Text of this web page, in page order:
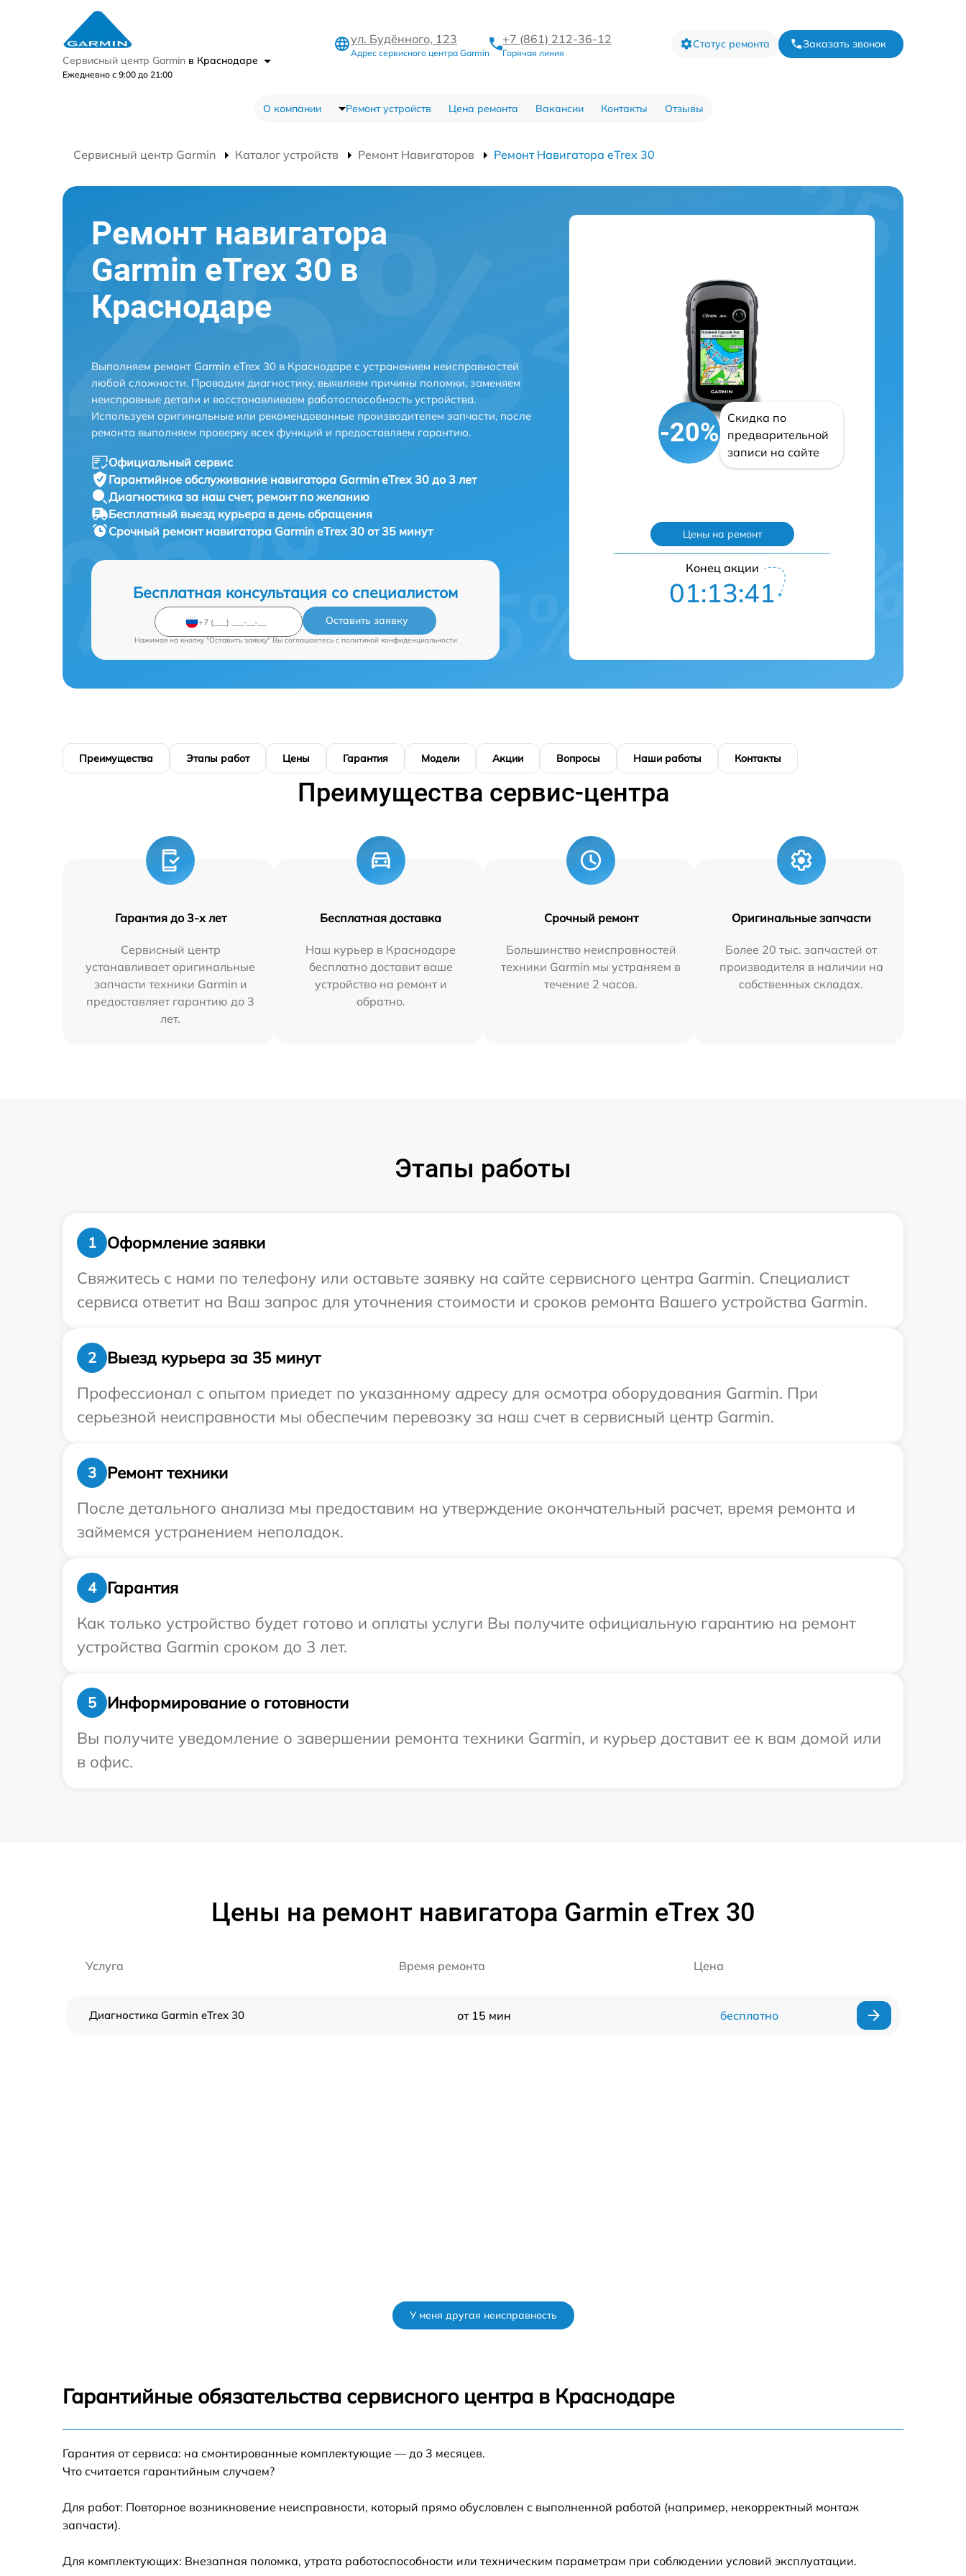
Сервисный центр Garmin в Краснодаре
Ежедневно с 9:00 до 21:00
ул. Будённого, 123
Адрес сервисного центра Garmin
+7 (861) 212-36-12
Горячая линия
Статус ремонта Заказать звонок
О компании Ремонт устройств Цена ремонта Вакансии Контакты Отзывы
Сервисный центр Garmin Каталог устройств Ремонт Навигаторов Ремонт Навигатора eTrex 30
Ремонт навигатора
Garmin eTrex 30 в
Краснодаре
Выполняем ремонт Garmin eTrex 30 в Краснодаре с устранением неисправностей
любой сложности. Проводим диагностику, выявляем причины поломки, заменяем
неисправные детали и восстанавливаем работоспособность устройства.
Используем оригинальные или рекомендованные производителем запчасти, после
ремонта выполняем проверку всех функций и предоставляем гарантию.
Официальный сервис
Гарантийное обслуживание навигатора Garmin eTrex 30 до 3 лет
Диагностика за наш счет, ремонт по желанию
Бесплатный выезд курьера в день обращения
Срочный ремонт навигатора Garmin eTrex 30 от 35 минут
Бесплатная консультация со специалистом
Оставить заявку
Нажимая на кнопку "Оставить заявку" Вы соглашаетесь c политикой конфиденциальности
-20%
Скидка по
предварительной
записи на сайте
Цены на ремонт
Конец акции
01:13:40
Преимущества Этапы работ Цены Гарантия Модели Акции Вопросы Наши работы Контакты
Преимущества сервис-центра
Гарантия до 3-х лет
Сервисный центр
устанавливает оригинальные
запчасти техники Garmin и
предоставляет гарантию до 3
лет.
Бесплатная доставка
Наш курьер в Краснодаре
бесплатно доставит ваше
устройство на ремонт и
обратно.
Срочный ремонт
Большинство неисправностей
техники Garmin мы устраняем в
течение 2 часов.
Оригинальные запчасти
Более 20 тыс. запчастей от
производителя в наличии на
собственных складах.
Этапы работы
1
Оформление заявки
Свяжитесь с нами по телефону или оставьте заявку на сайте сервисного центра Garmin. Специалист
сервиса ответит на Ваш запрос для уточнения стоимости и сроков ремонта Вашего устройства Garmin.
2
Выезд курьера за 35 минут
Профессионал с опытом приедет по указанному адресу для осмотра оборудования Garmin. При
серьезной неисправности мы обеспечим перевозку за наш счет в сервисный центр Garmin.
3
Ремонт техники
После детального анализа мы предоставим на утверждение окончательный расчет, время ремонта и
займемся устранением неполадок.
4
Гарантия
Как только устройство будет готово и оплаты услуги Вы получите официальную гарантию на ремонт
устройства Garmin сроком до 3 лет.
5
Информирование о готовности
Вы получите уведомление о завершении ремонта техники Garmin, и курьер доставит ее к вам домой или
в офис.
Цены на ремонт навигатора Garmin eTrex 30
Услуга Время ремонта Цена
Диагностика Garmin eTrex 30 от 15 мин бесплатно
У меня другая неисправность
Гарантийные обязательства сервисного центра в Краснодаре
Гарантия от сервиса: на смонтированные комплектующие — до 3 месяцев.
Что считается гарантийным случаем?
Для работ: Повторное возникновение неисправности, который прямо обусловлен с выполненной работой (например, некорректный монтаж
запчасти).
Для комплектующих: Внезапная поломка, утрата работоспособности или техническим параметрам при соблюдении условий эксплуатации.